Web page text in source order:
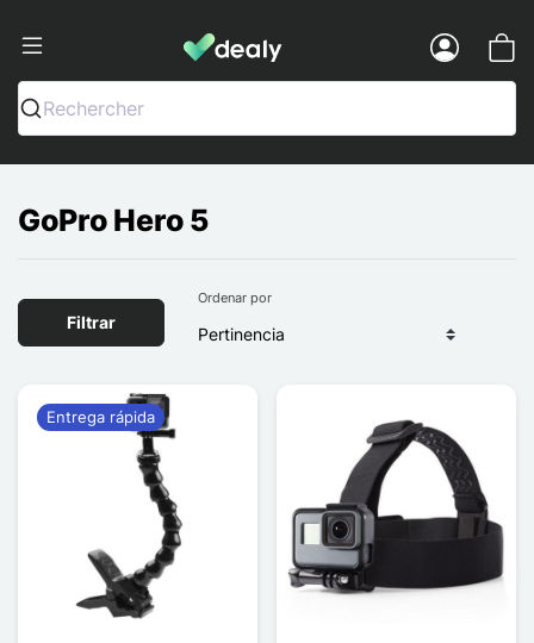
Dealy - Fundas y accesorios para
Rechercher
GoPro Hero 5
Filtrar
Ordenar por
Entrega rápida